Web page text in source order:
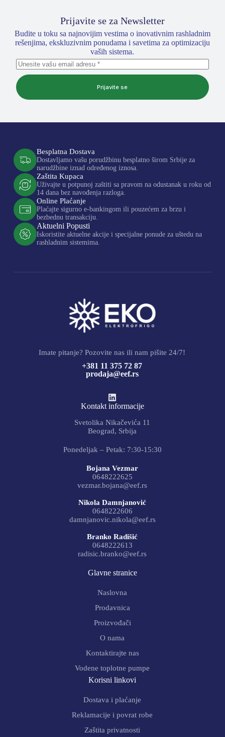
Prijavite se za Newsletter
Budite u toku sa najnovijim vestima o inovativnim rashladnim
rešenjima, ekskluzivnim ponudama i savetima za optimizaciju
vaših sistema.
Prijavite se
Besplatna Dostava
Dostavljamo vašu porudžbinu besplatno širom Srbije za
narudžbine iznad određenog iznosa.
Zaštita Kupaca
Uživajte u potpunoj zaštiti sa pravom na odustanak u roku od
14 dana bez navođenja razloga.
Online Plaćanje
Plaćajte sigurno e-bankingom ili pouzećem za brzu i
bezbednu transakciju.
Aktuelni Popusti
Iskoristite aktuelne akcije i specijalne ponude za uštedu na
rashladnim sistemima.
Imate pitanje? Pozovite nas ili nam pišite 24/7!
+381 11 375 72 87
prodaja@eef.rs
Kontakt informacije
Svetolika Nikačevića 11
Beograd, Srbija
Ponedeljak – Petak: 7:30-15:30
Bojana Vezmar
0648222625
vezmar.bojana@eef.rs
Nikola Damnjanović
0648222606
damnjanovic.nikola@eef.rs
Branko Radišić
0648222613
radisic.branko@eef.rs
Glavne stranice
Naslovna
Prodavnica
Proizvođači
O nama
Kontaktirajte nas
Vodene toplotne pumpe
Korisni linkovi
Dostava i plaćanje
Reklamacije i povrat robe
Zaštita privatnosti